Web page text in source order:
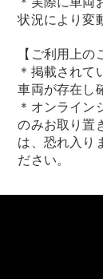
状況により変
【ご利用上の
＊掲載されて
車両が存在し
＊オンライン
のみお取り置
は、恐れ入り
ださい。